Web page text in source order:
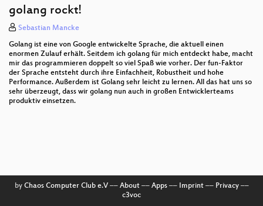
golang rockt!
Sebastian Mancke
Golang ist eine von Google entwickelte Sprache, die aktuell einen
enormen Zulauf erhält. Seitdem ich golang für mich entdeckt habe, macht
mir das programmieren doppelt so viel Spaß wie vorher. Der fun-Faktor
der Sprache entsteht durch ihre Einfachheit, Robustheit und hohe
Performance. Außerdem ist Golang sehr leicht zu lernen. All das hat uns so
sehr überzeugt, dass wir golang nun auch in großen Entwicklerteams
produktiv einsetzen.
by Chaos Computer Club e.V–– About–– Apps–– Imprint–– Privacy––
c3voc